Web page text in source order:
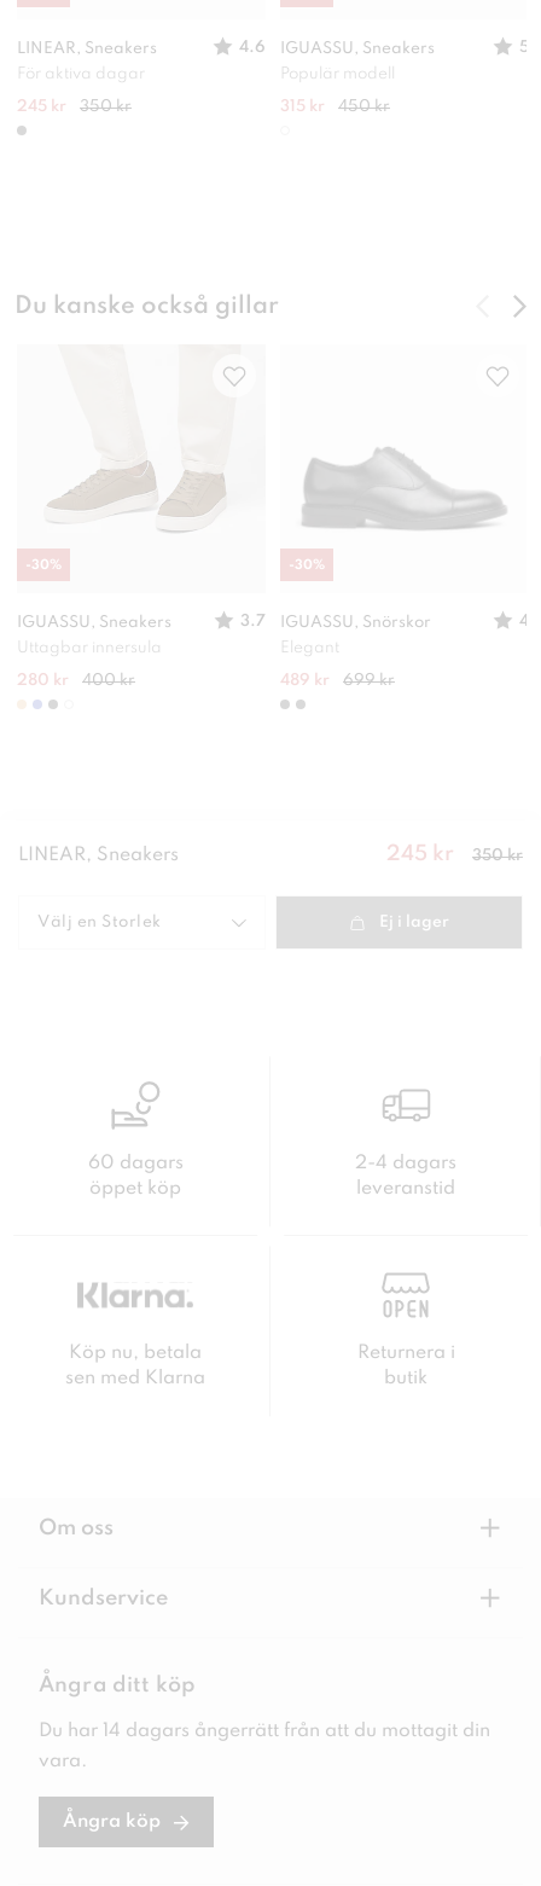
LINEAR, Sneakers
4.6
För aktiva dagar
245 kr 350 kr
IGUASSU, Sneakers
5
Populär modell
315 kr 450 kr
Du kanske också gillar
IGUASSU, Sneakers
3.7
Uttagbar innersula
280 kr 400 kr
-30%
IGUASSU, Snörskor
4
Elegant
489 kr 699 kr
-30%
LINEAR, Sneakers
Nuvarande
krTidigare
pris
245 kr 350 kr
Välj en Storlek Ej i lager
60 dagars
öppet köp
2-4 dagars
leveranstid
Köp nu, betala
sen med Klarna
Returnera i
butik
Om oss +
Kundservice +
Ångra ditt köp
Du har 14 dagars ångerrätt från att du mottagit din
vara.
Ångra köp